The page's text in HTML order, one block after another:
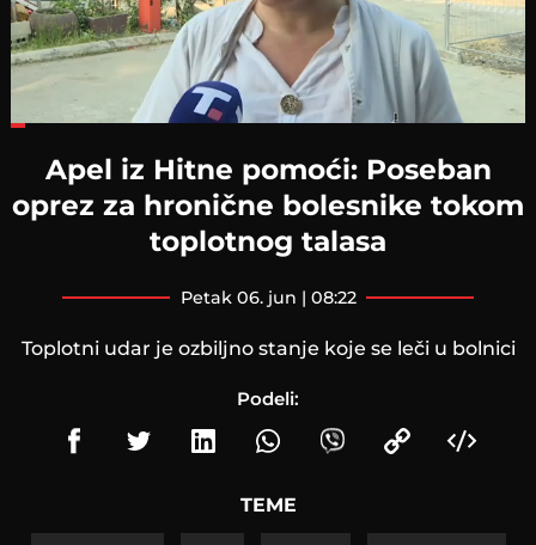
Apel iz Hitne pomoći: Poseban
oprez za hronične bolesnike tokom
toplotnog talasa
petak 06. jun | 08:22
Toplotni udar je ozbiljno stanje koje se leči u bolnici
Podeli:
TEME